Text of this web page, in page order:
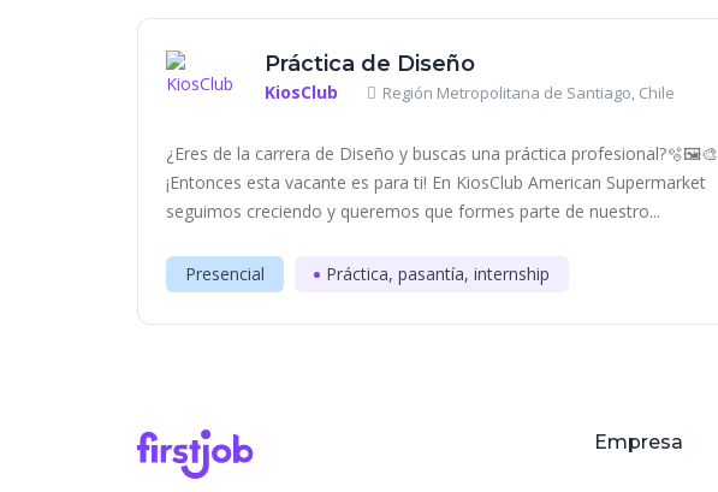
Práctica de Diseño
KiosClub Región Metropolitana de Santiago, Chile
¿Eres de la carrera de Diseño y buscas una práctica profesional?🫧🖼️​🎨
¡Entonces esta vacante es para ti! En KiosClub American Supermarket
seguimos creciendo y queremos que formes parte de nuestro...
Presencial Práctica, pasantía, internship
Empresa